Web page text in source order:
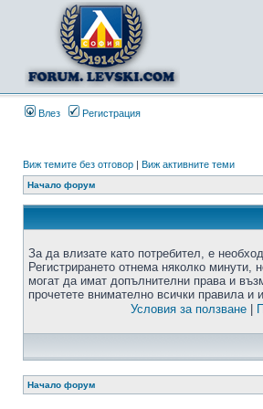
Влез Регистрация
Виж темите без отговор | Виж активните теми
Начало форум
За да влизате като потребител, е
Регистрирането отнема няколко минути,
могат да имат допълнителни права и
прочетете внимателно всички правила и
Условия за ползване|
Начало форум